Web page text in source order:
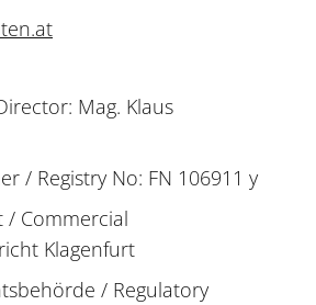
.at
Mag. Klaus
/ Registry No: FN 106911 y
/ Commercial
Klagenfurt
/ Regulatory